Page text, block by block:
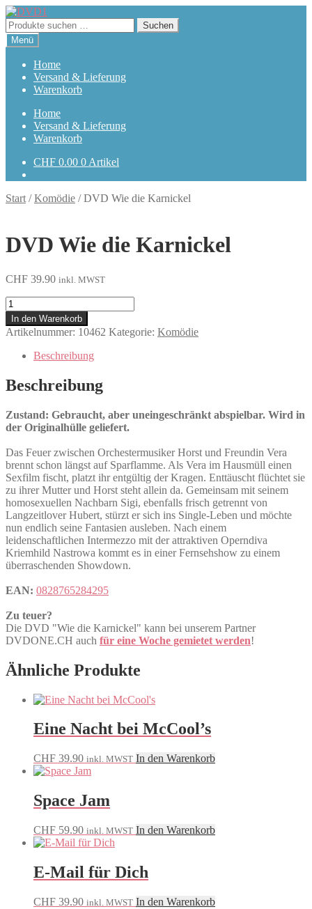
Zur
Navigation
springen
Zum
Inhalt
springen
Suchen
nach:
Suchen
Menü
Home
Versand & Lieferung
Warenkorb
Home
Versand & Lieferung
Warenkorb
CHF 0.00 0 Artikel
Start /Komödie /DVD Wie die Karnickel
DVD Wie die Karnickel
CHF 39.90 inkl. MWST
Wie
die
Karnickel
Menge
In den Warenkorb
Artikelnummer: 10462 Kategorie: Komödie
Beschreibung
Beschreibung
Zustand: Gebraucht, aber uneingeschränkt abspielbar. Wird in
der Originalhülle geliefert.
Das Feuer zwischen Orchestermusiker Horst und Freundin Vera
brennt schon längst auf Sparflamme. Als Vera im Hausmüll einen
Sexfilm fischt, platzt ihr entgültig der Kragen. Enttäuscht flüchtet sie
zu ihrer Mutter und Horst steht allein da. Gemeinsam mit seinem
homosexuellen Nachbarn Sigi, ebenfalls frisch getrennt von
Langzeitlover Hubert, stürzt er sich ins Single-Leben und möchte
nun endlich seine Fantasien ausleben. Nach einem
leidenschaftlichen Intermezzo mit der attraktiven Operndiva
Kriemhild Nastrowa kommt es in einer Fernsehshow zu einem
überraschenden Showdown.
EAN: 0828765284295
Zu teuer?
Die DVD "Wie die Karnickel" kann bei unserem Partner
DVDONE.CH auch für eine Woche gemietet werden!
Ähnliche Produkte
Eine Nacht bei McCool’s
CHF 39.90 inkl. MWST In den Warenkorb
Space Jam
CHF 59.90 inkl. MWST In den Warenkorb
E-Mail für Dich
CHF 39.90 inkl. MWST In den Warenkorb